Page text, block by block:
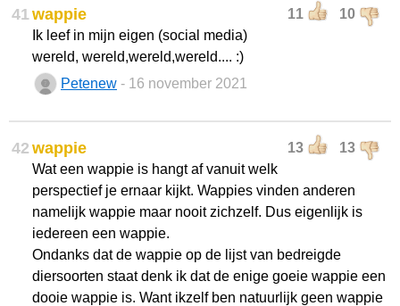
41 11 10
wappie
Ik leef in mijn eigen (social media)
wereld, wereld,wereld,wereld.... :)
Petenew - 16 november 2021
42 13 13
wappie
Wat een wappie is hangt af vanuit welk
perspectief je ernaar kijkt. Wappies vinden anderen
namelijk wappie maar nooit zichzelf. Dus eigenlijk is
iedereen een wappie.
Ondanks dat de wappie op de lijst van bedreigde
diersoorten staat denk ik dat de enige goeie wappie een
dooie wappie is. Want ikzelf ben natuurlijk geen wappie